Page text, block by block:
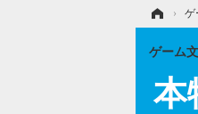
› ゲ
本
ゲーム